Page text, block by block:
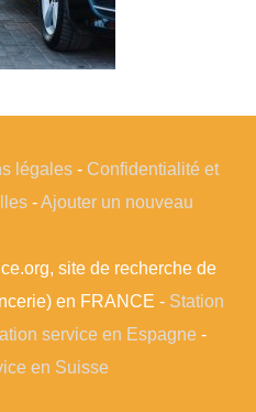
légales- Confidentialité et
-Ajouter un nouveau
site de recherche de
en FRANCE - Station
service en Espagne -
en Suisse